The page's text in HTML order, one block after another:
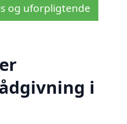
og uforpligtende
i